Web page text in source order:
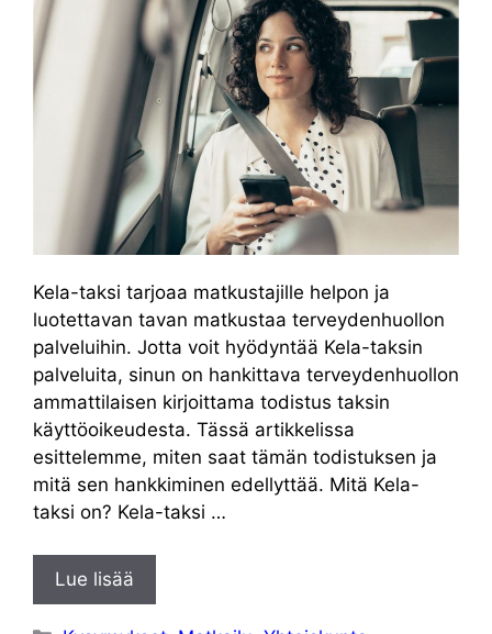
Kela-taksi tarjoaa matkustajille helpon ja
luotettavan tavan matkustaa terveydenhuollon
palveluihin. Jotta voit hyödyntää Kela-taksin
palveluita, sinun on hankittava terveydenhuollon
ammattilaisen kirjoittama todistus taksin
käyttöoikeudesta. Tässä artikkelissa
esittelemme, miten saat tämän todistuksen ja
mitä sen hankkiminen edellyttää. Mitä Kela-
taksi on? Kela-taksi …
Lue lisää